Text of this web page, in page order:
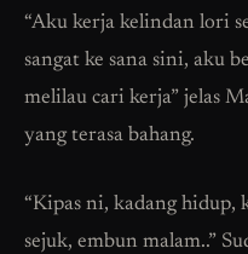
“Aku kerja kelindan lori
sangat ke sana sini, aku
melilau cari kerja” jelas
yang terasa bahang.
“Kipas ni, kadang hidup,
sejuk, embun malam..”